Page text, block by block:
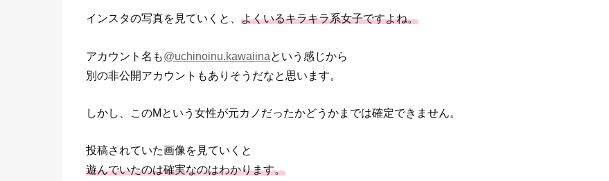
インスタの写真を見ていくと、 よくいるキラキラ系女子ですよね。
アカウント名も@uchinoinu.kawaiina という感じから
別の非公開アカウントもありそうだなと思います。
しかし、このMという女性が元カノだったかどうかまでは確定できません。
投稿されていた画像を見ていくと
遊んでいたのは確実なのはわかります。